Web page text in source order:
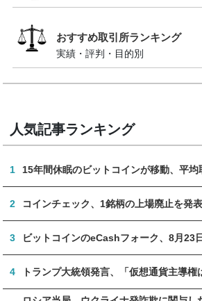
おすすめ取引所ランキング
実績・評判・目的別
人気記事ランキング
1 15年間休眠のビットコインが移動、平
2 コインチェック、1銘柄の上場廃止を発表
3 ビットコインのeCashフォーク、8月23
4 トランプ大統領発言、「仮想通貨主導権